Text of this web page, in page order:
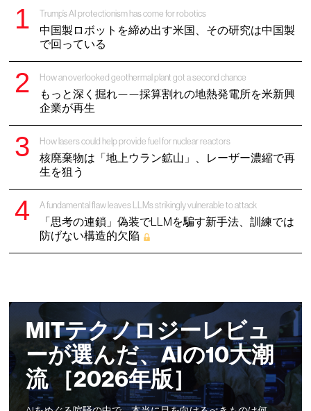
Trump’s AI protectionism has come for robotics
中国製ロボットを締め出す米国、その研究は中国製
で回っている
How an overlooked geothermal plant got a second chance
もっと深く掘れ——採算割れの地熱発電所を米新興
企業が再生
How lasers could help provide fuel for nuclear reactors
核廃棄物は「地上ウラン鉱山」、レーザー濃縮で再
生を狙う
A fundamental flaw leaves LLMs strikingly vulnerable to attack
「思考の連鎖」偽装でLLMを騙す新手法、訓練では
防げない構造的欠陥
MITテクノロジーレビュ
ーが選んだ、AIの10大潮
流 ［2026年版］